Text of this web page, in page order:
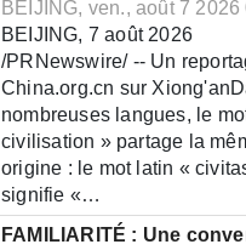
BEIJING, ven., août 7 2026
BEIJING, 7 août 2026
/PRNewswire/ -- Un
China.org.cn sur
nombreuses langues, le
civilisation » partage la
origine : le mot latin «
signifie «…
FAMILIARITÉ : Une